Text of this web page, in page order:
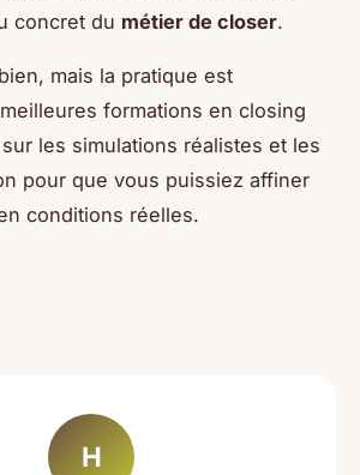
concret du métier de closer.
mais la pratique est
formations en closing
les simulations réalistes et les
pour que vous puissiez affiner
conditions réelles.
H